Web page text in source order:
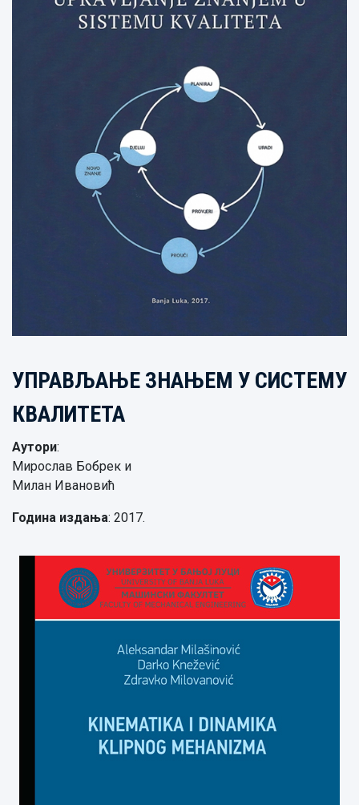
УПРАВЉАЊЕ ЗНАЊЕМ У СИСТЕМУ
КВАЛИТЕТА
Аутори:
Мирослав Бобрек и
Милан Ивановић
Година издања: 2017.